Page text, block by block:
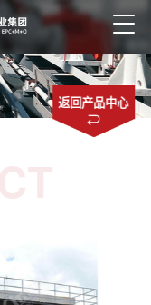
返回产品中心